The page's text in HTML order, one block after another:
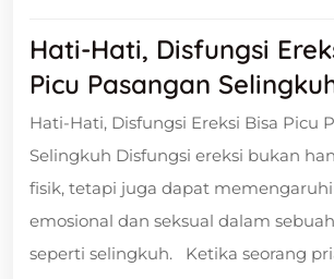
Hati-Hati, Disfungsi
Picu Pasangan
Hati-Hati, Disfungsi Ereksi Bisa Picu
Selingkuh Disfungsi ereksi bukan
fisik, tetapi juga dapat
emosional dan seksual dalam
seperti selingkuh. Ketika seorang